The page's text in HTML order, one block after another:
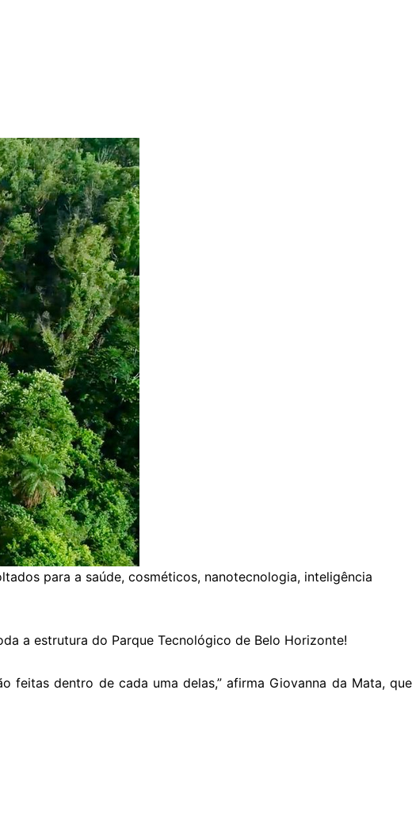
para a saúde, cosméticos, nanotecnologia, inteligência
a estrutura do Parque Tecnológico de Belo Horizonte!
feitas dentro de cada uma delas,” afirma Giovanna da Mata, que